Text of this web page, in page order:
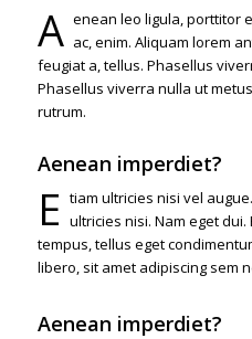
A enean leo ligula, porttitor
ac, enim. Aliquam lorem
feugiat a, tellus. Phasellus
Phasellus viverra nulla ut
rutrum.
Aenean imperdiet?
E tiam ultricies nisi vel
ultricies nisi. Nam eget
tempus, tellus eget
libero, sit amet adipiscing sem
Aenean imperdiet?